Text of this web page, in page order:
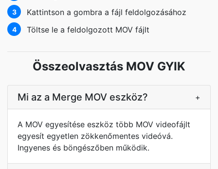
3 Kattintson a gombra a fájl feldolgozásához
4 Töltse le a feldolgozott MOV fájlt
Összeolvasztás MOV GYIK
Mi az a Merge MOV eszköz? +
A MOV egyesítése eszköz több MOV videofájlt
egyesít egyetlen zökkenőmentes videóvá.
Ingyenes és böngészőben működik.